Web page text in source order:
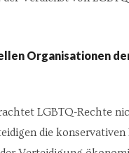
Organisationen
LGBTQ-Rechte
die